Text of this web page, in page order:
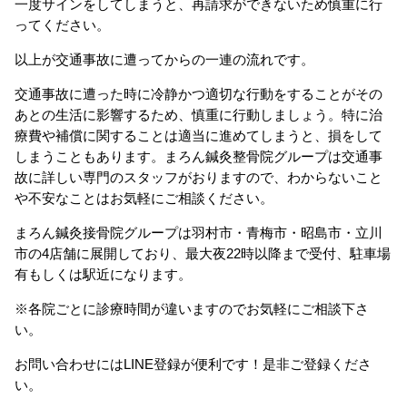
一度サインをしてしまうと、再請求ができないため慎重に行
ってください。
以上が交通事故に遭ってからの一連の流れです。
交通事故に遭った時に冷静かつ適切な行動をすることがその
あとの生活に影響するため、慎重に行動しましょう。特に治
療費や補償に関することは適当に進めてしまうと、損をして
しまうこともあります。まろん鍼灸整骨院グループは交通事
故に詳しい専門のスタッフがおりますので、わからないこと
や不安なことはお気軽にご相談ください。
まろん鍼灸接骨院グループは羽村市・青梅市・昭島市・立川
市の4店舗に展開しており、最大夜22時以降まで受付、駐車場
有もしくは駅近になります。
※各院ごとに診療時間が違いますのでお気軽にご相談下さ
い。
お問い合わせにはLINE登録が便利です！是非ご登録くださ
い。